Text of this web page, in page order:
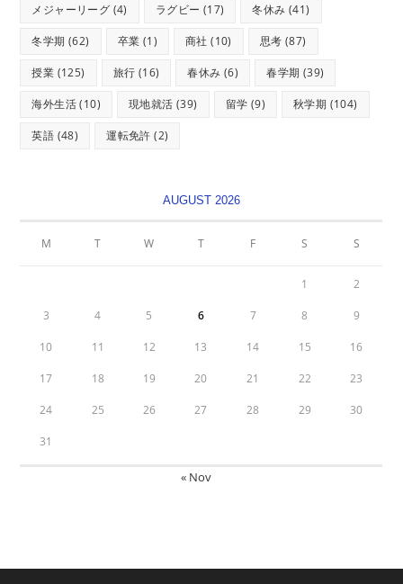
メジャーリーグ (4) ラグビー (17) 冬休み (41)
冬学期 (62) 卒業 (1) 商社 (10) 思考 (87)
授業 (125) 旅行 (16) 春休み (6) 春学期 (39)
海外生活(10) 現地就活 (39) 留学 (9) 秋学期 (104)
英語 (48) 運転免許 (2)
AUGUST 2026
M T W T F S S
1 2
3 4 5 6 7 8 9
10 11 12 13 14 15 16
17 18 19 20 21 22 23
24 25 26 27 28 29 30
31
« Nov